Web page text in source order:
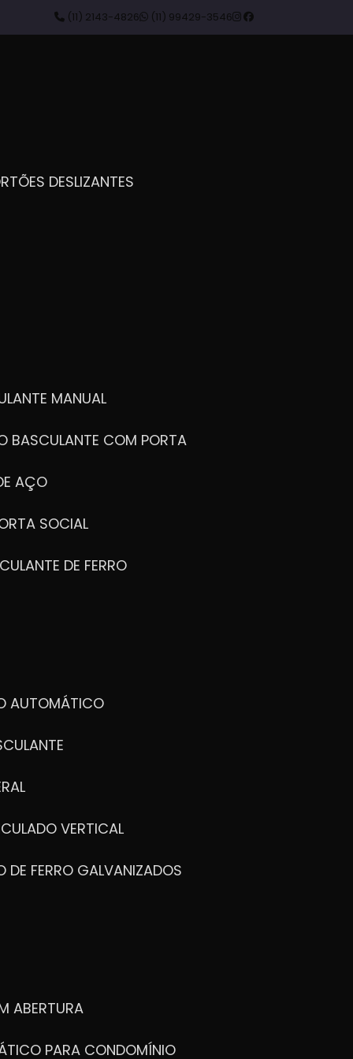
(11) 2143-4826 (11) 99429-3546
DESLIZANTES
MANUAL
BASCULANTE COM PORTA
AÇO
SOCIAL
DE FERRO
AUTOMÁTICO
VERTICAL
DE FERRO GALVANIZADOS
ABERTURA
PARA CONDOMÍNIO